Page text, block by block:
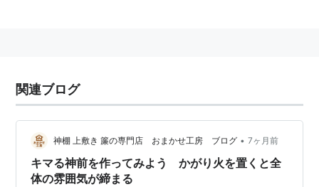
神前
地名
和歌山市、神前地区。
関連ブログ
神棚 上敷き 簾の専門店 おまかせ工房 ブログ • 7ヶ月前
キマる神前を作ってみよう かがり火を置くと全
体の雰囲気が締まる